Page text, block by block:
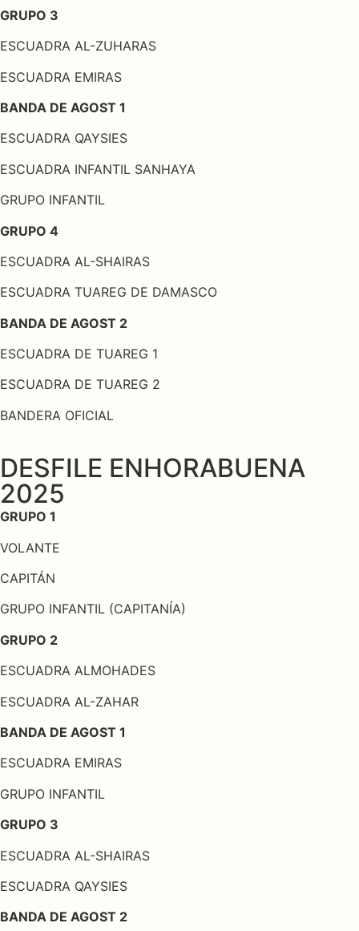
GRUPO 3
ESCUADRA AL-ZUHARAS
ESCUADRA EMIRAS
BANDA DE AGOST 1
ESCUADRA QAYSIES
ESCUADRA INFANTIL SANHAYA
GRUPO INFANTIL
GRUPO 4
ESCUADRA AL-SHAIRAS
ESCUADRA TUAREG DE DAMASCO
BANDA DE AGOST 2
ESCUADRA DE TUAREG 1
ESCUADRA DE TUAREG 2
BANDERA OFICIAL
DESFILE ENHORABUENA
2025
GRUPO 1
VOLANTE
CAPITÁN
GRUPO INFANTIL (CAPITANÍA)
GRUPO 2
ESCUADRA ALMOHADES
ESCUADRA AL-ZAHAR
BANDA DE AGOST 1
ESCUADRA EMIRAS
GRUPO INFANTIL
GRUPO 3
ESCUADRA AL-SHAIRAS
ESCUADRA QAYSIES
BANDA DE AGOST 2